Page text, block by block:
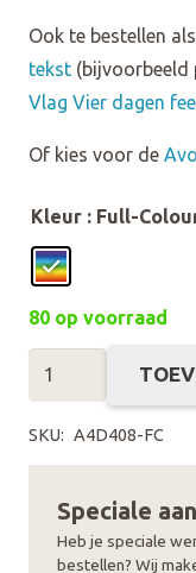
Ook te bestellen als
tekst (bijvoorbeeld
Vlag Vier dagen
Of kies voor de
Kleur : Full-
80 op voorraad
Avond4daagse
Vlag
Logo
aantal
SKU: A4D408-FC
Speciale
Heb je speciale
bestellen? Wij